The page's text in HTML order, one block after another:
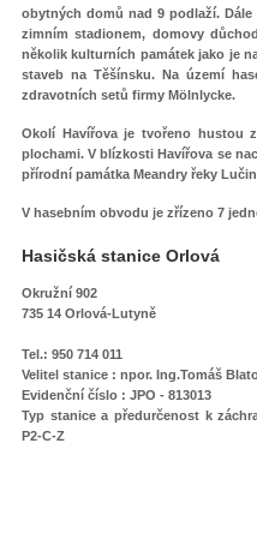
obytných domů nad 9 podlaží.
zimním stadionem, domovy
několik kulturních památek jako je
staveb na Těšínsku. Na území
zdravotních setů firmy Mölnlycke.
Okolí Havířova je tvořeno hustou
plochami. V blízkosti Havířova se
přírodní památka Meandry řeky
V hasebním obvodu je zřízeno 7
Hasičská stanice Orlová
Okružní 902
735 14 Orlová-Lutyně
Tel.: 950 714 011
Velitel stanice : npor. Ing.Tomáš
Evidenční číslo : JPO - 813013
Typ stanicea předurčenost k
P2-C-Z